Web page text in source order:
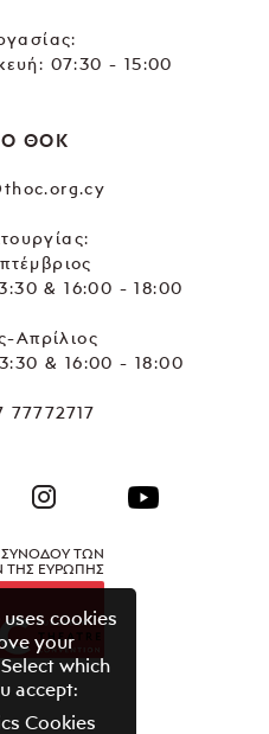
07:30 - 15:00
ΘΟΚ
& 16:00 - 18:00
Απρίλιος
& 16:00 - 18:00
77772717
ΤΩΝ
ΤΗΣ ΕΥΡΩΠΗΣ
cookies
your
which
accept:
Cookies